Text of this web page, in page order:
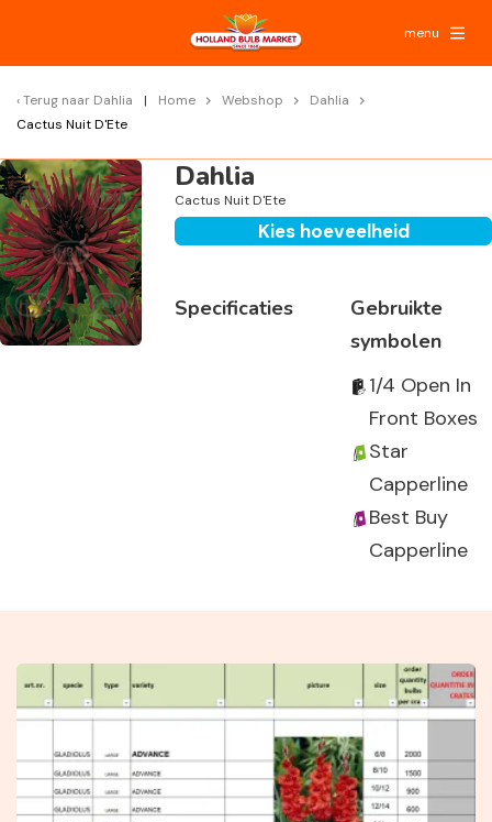
menu
Terug naar Dahlia Home Webshop
Dahlia
Cactus Nuit D'Ete
Dahlia
Cactus Nuit D'Ete
Kies hoeveelheid
Specificaties
Gebruikte
symbolen
1/4 Open In
Front Boxes
Star
Capperline
Best Buy
Capperline